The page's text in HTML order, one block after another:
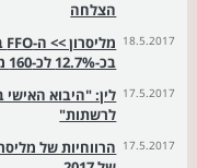
הצלחה
18.5.2017
בכ-12.7% לכ-160 מיליון שקל
17.5.2017 לין: "היבוא
לרשתות"
17.5.2017